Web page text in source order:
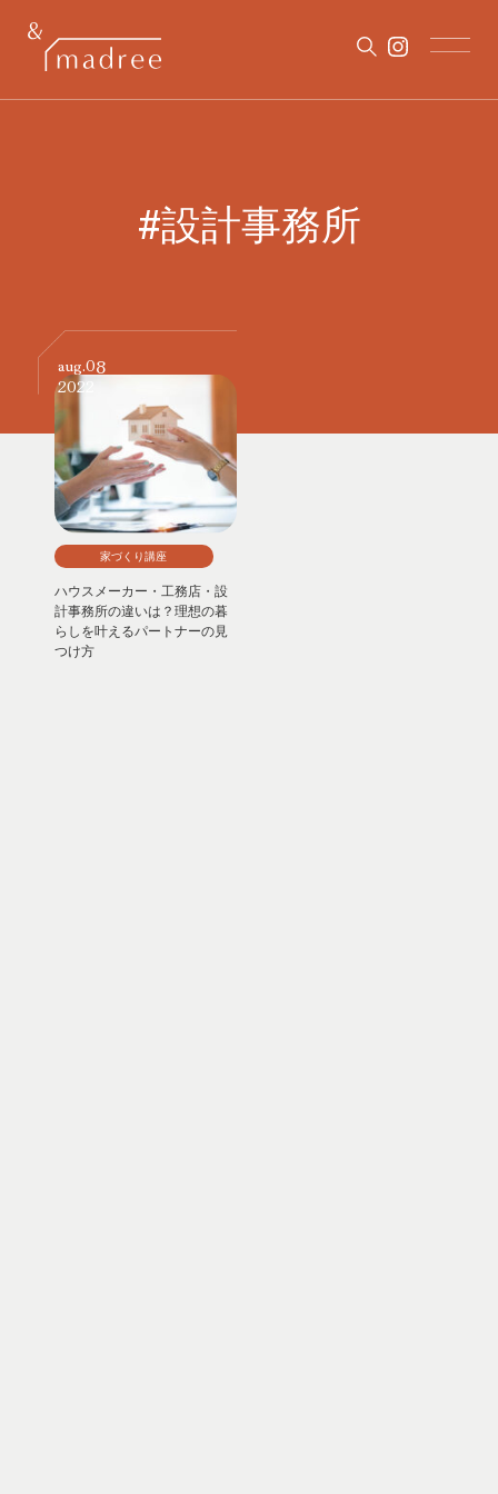
#設計事務所
aug. 08
2022
家づくり講座
ハウスメーカー・工務店・設
計事務所の違いは？理想の暮
らしを叶えるパートナーの見
つけ方